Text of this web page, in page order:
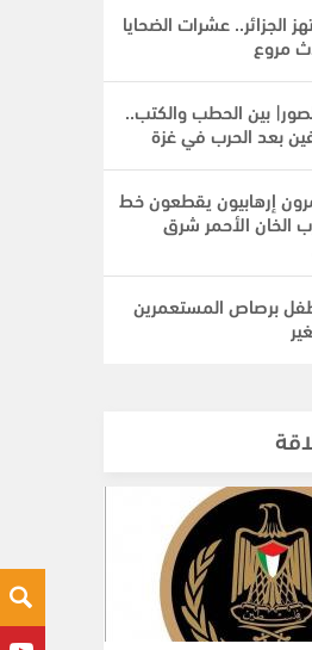
الجزائر.. عشرات الضحايا
مروع
بين الحطب والكتب..
بعد الحرب في غزة
إرهابيون يقطعون خط
الخان الأحمر شرق
برصاص المستعمرين